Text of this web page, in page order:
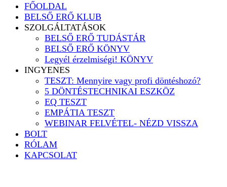
FŐOLDAL
BELSŐ ERŐ KLUB
SZOLGÁLTATÁSOK
BELSŐ ERŐ TUDÁSTÁR
BELSŐ ERŐ KÖNYV
Legyél érzelmiségi! KÖNYV
INGYENES
TESZT: Mennyire vagy profi döntéshozó?
5 DÖNTÉSTECHNIKAI ESZKÖZ
EQ TESZT
EMPÁTIA TESZT
WEBINAR FELVÉTEL- NÉZD VISSZA
BOLT
RÓLAM
KAPCSOLAT